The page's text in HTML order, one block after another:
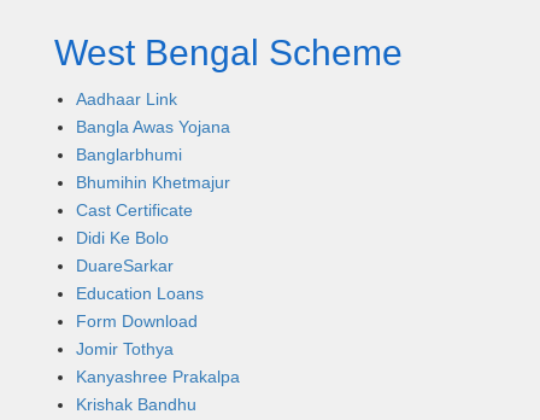
West Bengal Scheme
Aadhaar Link
Bangla Awas Yojana
Banglarbhumi
Bhumihin Khetmajur
Cast Certificate
Didi Ke Bolo
DuareSarkar
Education Loans
Form Download
Jomir Tothya
Kanyashree Prakalpa
Krishak Bandhu